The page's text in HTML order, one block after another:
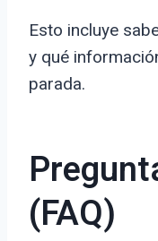
Esto incluye
y qué
parada.
(FAQ)